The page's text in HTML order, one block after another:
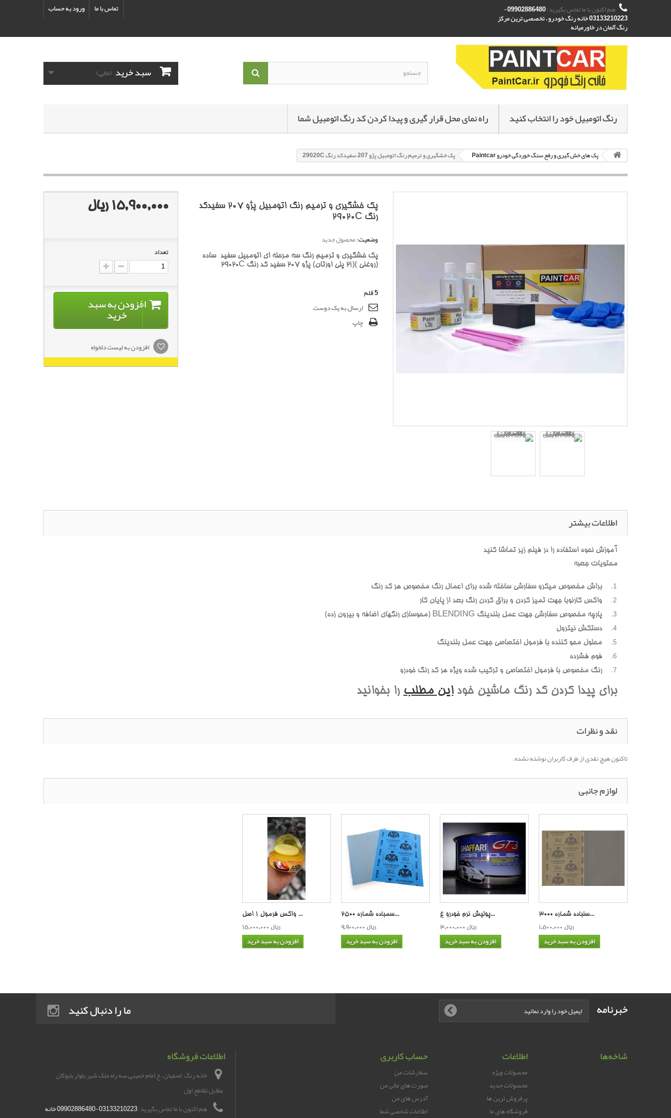
ورود به حساب تماس با ما هم اکنون با ما تماس بگیرید: 09902886480-
03133210223 خانه رنگ خودرو ، تخصصی ترین مرکز
رنگ آلمان در خاورمیانه
سبد خرید (خالی)
رنگ اتومبیل خود را انتخاب کنید راه نمای محل قرار گیری و پیدا کردن کد رنگ اتومبیل شما
پک های خش گیری و رفع سنگ خوردگی خودرو Paintcar پک خشگیری و ترمیم رنگ اتومبیل پژو 207 سفیدکد رنگ 29020C
پک خشگیری و ترمیم رنگ اتومبیل پژو 207 سفیدکد
رنگ 29020C
وضعیت:محصول جدید
پک خشگیری و ترمیم رنگ سه مرحله ای اتومبیل سفید ساده
(روغنی )(21 پلی اورتان) پژو 207 سفید کد رنگ 29020C
5قلم
ارسال به یک دوست
چاپ
15,900,000 ریال
تعداد
افزودن به سبد
خرید
افزودن به لیست دلخواه
اطلاعات بیشتر
آموزش نحوه استفاده را در فیلم زیر تماشا کنید
محتویات جعبه
براش مخصوص میکرو سفارشی ساخته شده برای اعمال رنگ مخصوص هر کد رنگ
واکس کارنوبا جهت تمیز کردن و براق کردن رنگ بعد از پایان کار
پارچه مخصوص سفارشی جهت عمل بلندینگ BLENDING (محوسازی رنگهای اضافه و بیرون زده)
دستکش نیترول
محلول محو کننده با فرمول اختصاصی جهت عمل بلندینگ
فوم فشرده
رنگ مخصوص با فرمول اختصاصی و ترکیب شده ویژه هر کد رنگ خودرو
برای پیدا کردن کد رنگ ماشین خوداین مطلب را بخوانید
نقد و نظرات
تاکنون هیچ نقدی از طرف کاربران نوشته نشده.
لوازم جانبی
واکس فرمول 1 اصل ...
15,000,000 ریال
افزودن به سبد خرید
سمباده شماره 2500...
9,900,000 ریال
افزودن به سبد خرید
پولیش نرم خودرو غ...
3,000,000 ریال
افزودن به سبد خرید
سنباده شماره 3000...
1,500,000 ریال
افزودن به سبد خرید
خبرنامه ما را دنبال کنید
شاخه‌ها اطلاعات
محصولات ویژه
محصولات جدید
پرفروش ترین‌ ها
فروشگاه های ما
حساب کاربری
سفارشات من
صورت های مالی من
آدرس های من
اطلاعات شخصی شما
اطلاعات فروشگاه
خانه رنگ , اصفهان ، خ امام خمینی سه راه ملک شهر بلوار بابوکان
مقابل تقاطع اول
هم اکنون با ما تماس بگیرید:
03133210223-09902886480 خانه